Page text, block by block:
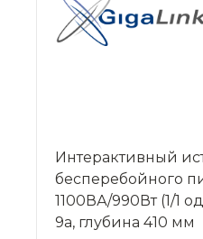
Интерактивный
бесперебойного
1100ВА/990Вт (1/1
9a, глубина 410 мм